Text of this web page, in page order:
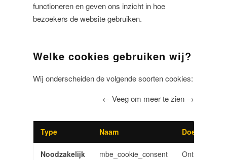
functioneren en geven ons inzicht in hoe
bezoekers de website gebruiken.
Welke cookies gebruiken wij?
Wij onderscheiden de volgende soorten cookies:
← Veeg om meer te zien →
Type Naam Doel
Noodzakelijk mbe_cookie_consent
Onthoudt